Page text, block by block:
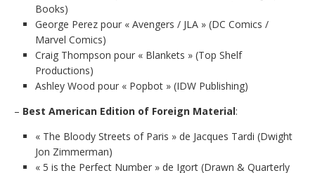
Books)
George Perez pour « Avengers / JLA » (DC Comics /
Marvel Comics)
Craig Thompson pour « Blankets » (Top Shelf
Productions)
Ashley Wood pour « Popbot » (IDW Publishing)
– Best American Edition of Foreign Material:
« The Bloody Streets of Paris » de Jacques Tardi (Dwight
Jon Zimmerman)
« 5 is the Perfect Number » de Igort (Drawn & Quarterly